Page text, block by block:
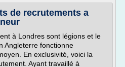
de recrutements a
à Londres sont légions et le
Angleterre fonctionne
En exclusivité, voici la
Ayant travaillé à